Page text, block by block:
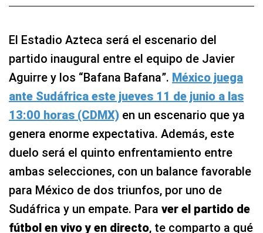
El Estadio Azteca será el escenario del
partido inaugural entre el equipo de Javier
Aguirre y los “Bafana Bafana”. México juega
ante Sudáfrica este jueves 11 de junio a las
13:00 horas (CDMX) en un escenario que ya
genera enorme expectativa. Además, este
duelo será el quinto enfrentamiento entre
ambas selecciones, con un balance favorable
para México de dos triunfos, por uno de
Sudáfrica y un empate. Para ver el partido de
fútbol en vivo y en directo, te comparto a qué